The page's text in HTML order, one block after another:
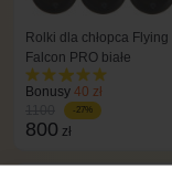
Rolki dla chłopca Flying
Falcon PRO białe
Bonusy 40 zł
-27%
800 zł